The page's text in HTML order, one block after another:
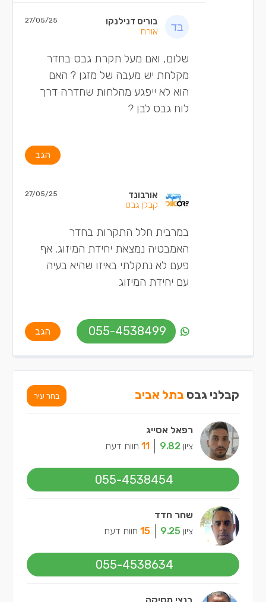
בוריס דנילנקו
אורח
27/05/25
שלום, ואם מעל תקרת גבס בחדר
מקלחת יש מעבה של מזגן ? האם
הוא לא ייפגע מהלחות שחדרה דרך
לוח גבס לבן ?
הגב
אורבונד
קבלן גבס
27/05/25
במרבית חלל התקרות בחדר
האמבטיה נמצאת יחידת המיזוג. אף
פעם לא נתקלתי באיזו שהיא בעיה
עם יחידת המיזוג
055-4538499 הגב
קבלני גבס בתל אביב בחר עיר
רפאל אסייג
ציון 9.82
11 חוות דעת
055-4538454
שחר חדד
ציון 9.25
15 חוות דעת
055-4538634